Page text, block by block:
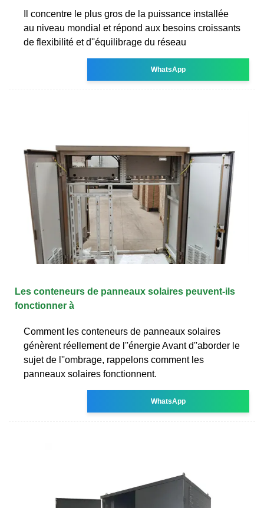
Il concentre le plus gros de la puissance installée
au niveau mondial et répond aux besoins croissants
de flexibilité et d''équilibrage du réseau
WhatsApp
Les conteneurs de panneaux solaires peuvent-ils
fonctionner à
Comment les conteneurs de panneaux solaires
génèrent réellement de l''énergie Avant d''aborder le
sujet de l''ombrage, rappelons comment les
panneaux solaires fonctionnent.
WhatsApp